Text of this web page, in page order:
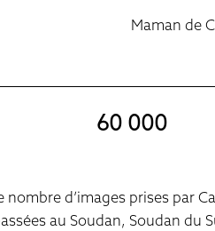
Maman de
60 000
nombre d’images prises par
au Soudan, Soudan du